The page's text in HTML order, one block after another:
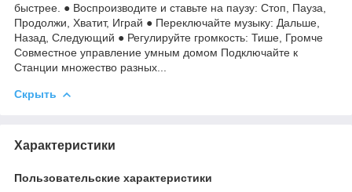
быстрее. ● Воспроизводите и ставьте на паузу: Стоп, Пауза,
Продолжи, Хватит, Играй ● Переключайте музыку: Дальше,
Назад, Следующий ● Регулируйте громкость: Тише, Громче
Совместное управление умным домом Подключайте к
Станции множество разных...
Скрыть
Характеристики
Пользовательские характеристики